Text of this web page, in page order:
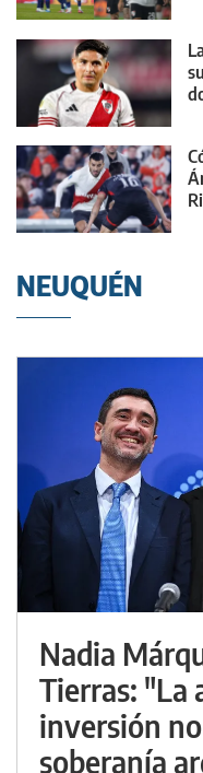
NEUQUÉN
Nadia
Tierras: "La
inversión
soberanía